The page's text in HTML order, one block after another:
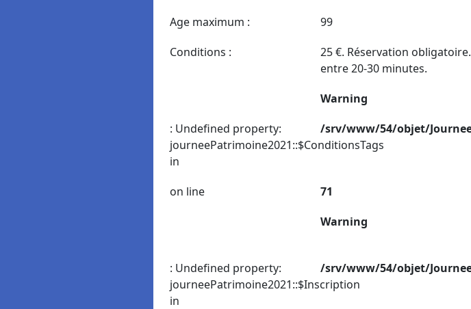
Age maximum :
99
Conditions :
25 €. Réservation
entre 20-30 minutes.
Warning
: Undefined property:
journeePatrimoine2021::$ConditionsTags
in
/srv/www/54/objet/
on line
71
Warning
: Undefined property:
journeePatrimoine2021::$Inscription
in
/srv/www/54/objet/